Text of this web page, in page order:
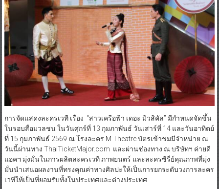
การจัดแสดงละครเวที เรื่อง “สาวเครือฟ้า เดอะ มิวสิคัล” มีกำหนดจัดขึ้น
ในรอบสื่อมวลชน ในวันศุกร์ที่ 13 กุมภาพันธ์ วันเสาร์ที่ 14 และวันอาทิตย์
ที่ 15 กุมภาพันธ์ 2569 ณ โรงละคร M Theatre บัตรเข้าชมมีจำหน่าย ณ
วันนี้ผ่านทาง ThaiTicketMajor.com และผ่านช่องทาง ณ บริษัทฯ ค่ายดี
แอคฯ มุ่งมั่นในการผลิตละครเวที ภาพยนตร์ และละครซีรี่ย์คุณภาพที่มุ่ง
มั่นนำเสนอผลงานที่ทรงคุณค่าทางศิลปะให้เป็นการยกระดับวงการละคร
เวทีให้เป็นที่ยอมรับทั้งในประเทศและต่างประเทศ